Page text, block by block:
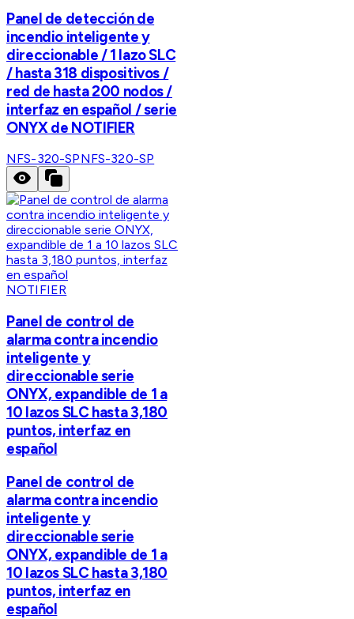
Panel de detección de
incendio inteligente y
direccionable / 1 lazo SLC
/ hasta 318 dispositivos /
red de hasta 200 nodos /
interfaz en español / serie
ONYX de NOTIFIER
NFS-320-SPNFS-320-SP
NOTIFIER
Panel de control de
alarma contra incendio
inteligente y
direccionable serie
ONYX, expandible de 1 a
10 lazos SLC hasta 3,180
puntos, interfaz en
español
Panel de control de
alarma contra incendio
inteligente y
direccionable serie
ONYX, expandible de 1 a
10 lazos SLC hasta 3,180
puntos, interfaz en
español